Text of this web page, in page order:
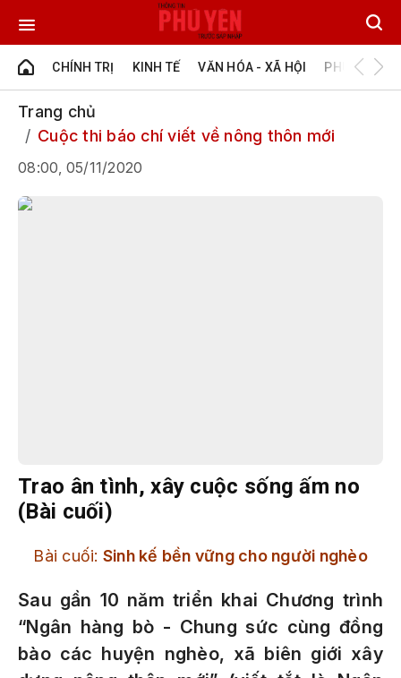
CHÍNH TRỊ KINH TẾ VĂN HÓA - XÃ HỘI PHÚ YÊN -
Trang chủ
Cuộc thi báo chí viết về nông thôn mới
08:00, 05/11/2020
Trao ân tình, xây cuộc sống ấm no
(Bài cuối)
Bài cuối: Sinh kế bền vững cho người nghèo
Sau gần 10 năm triển khai Chương trình
“Ngân hàng bò - Chung sức cùng đồng
bào các huyện nghèo, xã biên giới xây